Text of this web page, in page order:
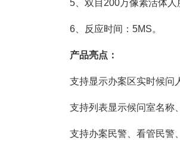
5、双目200万像素活体人
6、反应时间：5MS。
产品亮点：
支持显示办案区实时候问
支持列表显示候问室名称
支持办案民警、看管民警